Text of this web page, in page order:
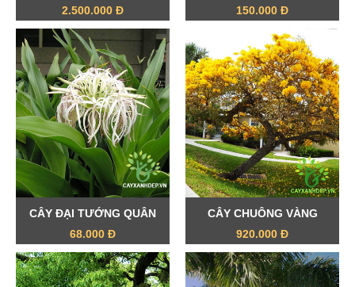
2.500.000 Đ 150.000 Đ
CÂY ĐẠI TƯỚNG QUÂN
68.000 Đ
CÂY CHUÔNG VÀNG
920.000 Đ